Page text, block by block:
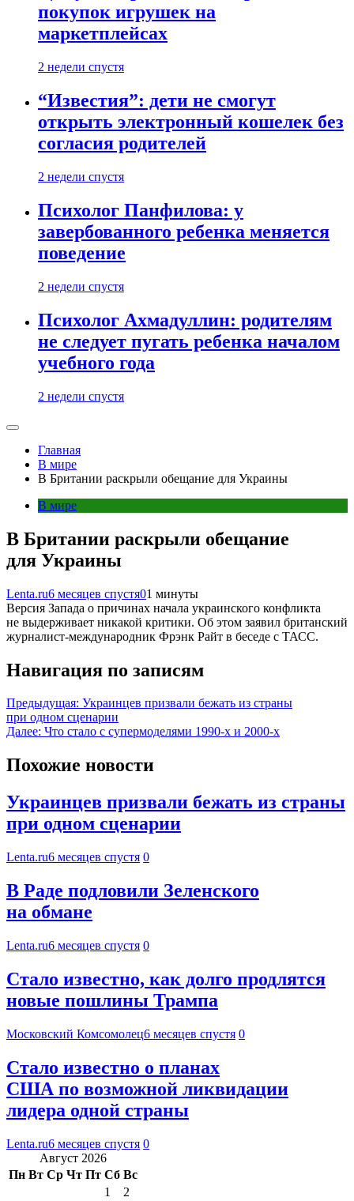
покупок игрушек на
маркетплейсах
2 недели спустя
“Известия”: дети не смогут
открыть электронный кошелек без
согласия родителей
2 недели спустя
Психолог Панфилова: у
завербованного ребенка меняется
поведение
2 недели спустя
Психолог Ахмадуллин: родителям
не следует пугать ребенка началом
учебного года
2 недели спустя
Главная
В мире
В Британии раскрыли обещание для Украины
В мире
В Британии раскрыли обещание
для Украины
Lenta.ru6 месяцев спустя01 минуты
Версия Запада о причинах начала украинского конфликта
не выдерживает никакой критики. Об этом заявил британский
журналист-международник Фрэнк Райт в беседе с ТАСС.
Навигация по записям
Предыдущая: Украинцев призвали бежать из страны
при одном сценарии
Далее: Что стало с супермоделями 1990-х и 2000-х
Похожие новости
Украинцев призвали бежать из страны
при одном сценарии
Lenta.ru6 месяцев спустя 0
В Раде подловили Зеленского
на обмане
Lenta.ru6 месяцев спустя 0
Стало известно, как долго продлятся
новые пошлины Трампа
Московский Комсомолец6 месяцев спустя 0
Стало известно о планах
США по возможной ликвидации
лидера одной страны
Lenta.ru6 месяцев спустя 0
Август 2026
Пн Вт Ср Чт Пт Сб Вс
1
2